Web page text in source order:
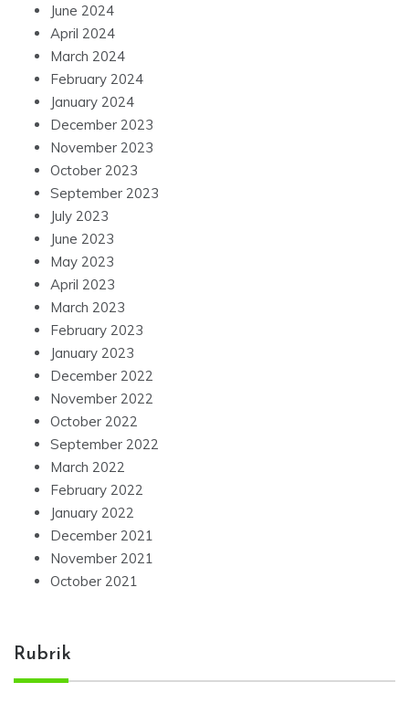
June 2024
April 2024
March 2024
February 2024
January 2024
December 2023
November 2023
October 2023
September 2023
July 2023
June 2023
May 2023
April 2023
March 2023
February 2023
January 2023
December 2022
November 2022
October 2022
September 2022
March 2022
February 2022
January 2022
December 2021
November 2021
October 2021
Rubrik